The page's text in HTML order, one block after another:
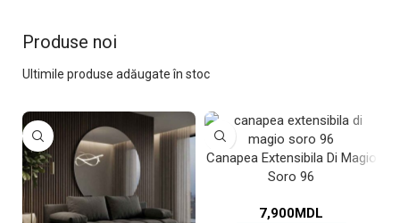
Produse noi
Ultimile produse adăugate în stoc
Canapea Extensibila Di Magio
Soro 96
7,900MDL